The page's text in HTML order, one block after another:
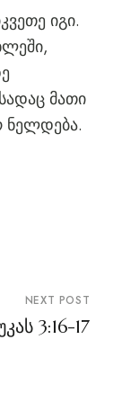
იგი.
სადაც მათი
ნელდება.
NEXT POST
3:16-17